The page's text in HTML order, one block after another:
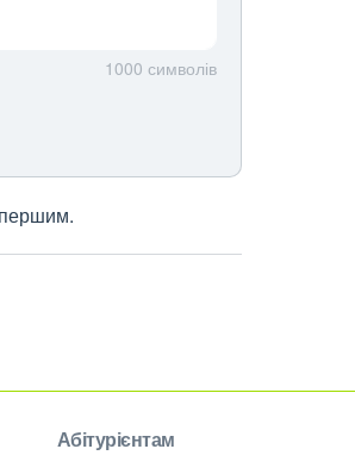
1000 символів
першим.
Абітурієнтам